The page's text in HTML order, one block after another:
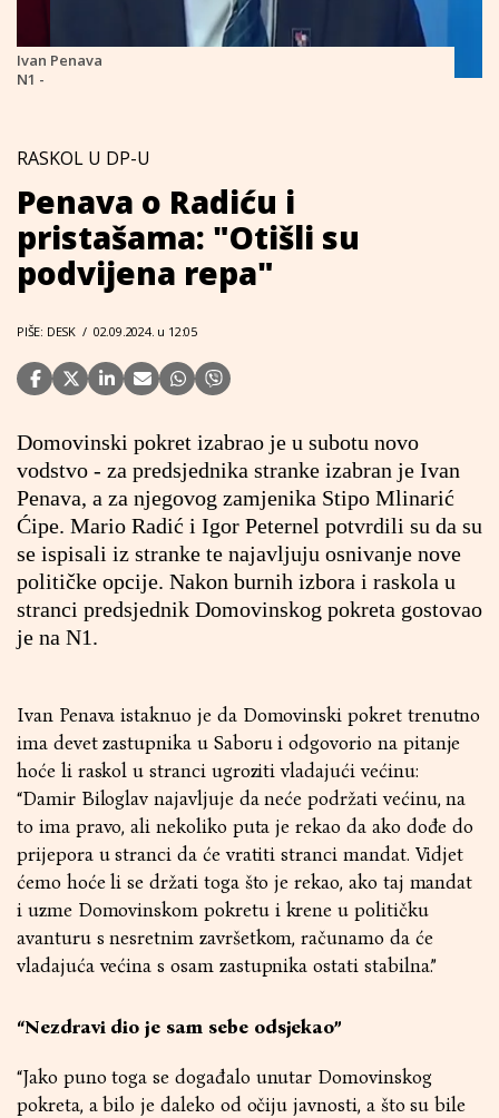
Ivan Penava
N1 -
RASKOL U DP-U
Penava o Radiću i
pristašama: "Otišli su
podvijena repa"
PIŠE: DESK / 02.09.2024. u 12:05
Domovinski pokret izabrao je u subotu novo
vodstvo - za predsjednika stranke izabran je Ivan
Penava, a za njegovog zamjenika Stipo Mlinarić
Ćipe. Mario Radić i Igor Peternel potvrdili su da su
se ispisali iz stranke te najavljuju osnivanje nove
političke opcije. Nakon burnih izbora i raskola u
stranci predsjednik Domovinskog pokreta gostovao
je na N1.
Ivan Penava istaknuo je da Domovinski pokret trenutno
ima devet zastupnika u Saboru i odgovorio na pitanje
hoće li raskol u stranci ugroziti vladajući većinu:
“Damir Biloglav najavljuje da neće podržati većinu, na
to ima pravo, ali nekoliko puta je rekao da ako dođe do
prijepora u stranci da će vratiti stranci mandat. Vidjet
ćemo hoće li se držati toga što je rekao, ako taj mandat
i uzme Domovinskom pokretu i krene u političku
avanturu s nesretnim završetkom, računamo da će
vladajuća većina s osam zastupnika ostati stabilna.”
“Nezdravi dio je sam sebe odsjekao”
“Jako puno toga se događalo unutar Domovinskog
pokreta, a bilo je daleko od očiju javnosti, a što su bile